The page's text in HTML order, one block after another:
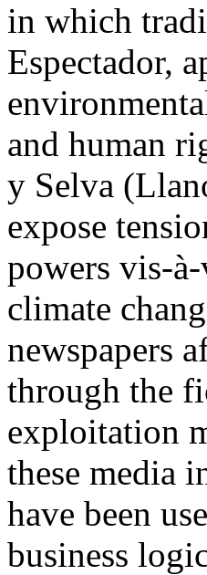
in which
Espectador,
and human
y Selva
expose
powers vis-
climate
newspapers
through the
exploitation
these media
have been
business